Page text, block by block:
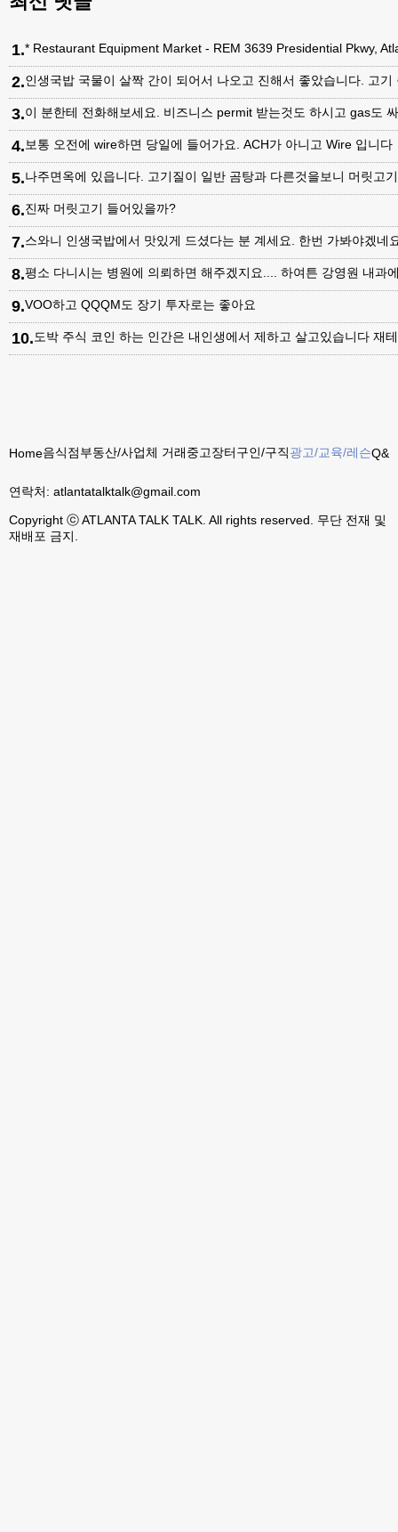
1.* Restaurant Equipment Market - REM 3639 Presidential Pkwy,
2.인생국밥 국물이 살짝 간이 되어서 나오고 진해서 좋았습니다. 고
3.이 분한테 전화해보세요. 비즈니스 permit 받는것도 하시고 gas도
4.보통 오전에 wire하면 당일에 들어가요. ACH가 아니고 Wire 입니다
5.나주면옥에 있읍니다. 고기질이 일반 곰탕과 다른것을보니 머릿고
6.진짜 머릿고기 들어있을까?
7.스와니 인생국밥에서 맛있게 드셨다는 분 계세요. 한번 가봐야겠네
8.평소 다니시는 병원에 의뢰하면 해주겠지요.... 하여튼 강영원 내과
9.VOO하고 QQQM도 장기 투자로는 좋아요
10.도박 주식 코인 하는 인간은 내인생에서 제하고 살고있습니다 재
Home음식점부동산/사업체 거래중고장터구인/구직광고/교육/레슨Q&A
연락처: atlantatalktalk@gmail.com
Copyright ⓒ ATLANTA TALK TALK. All rights reserved. 무단 전재 및
재배포 금지.